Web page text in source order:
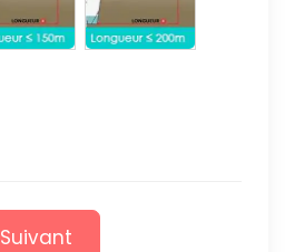
Suivant